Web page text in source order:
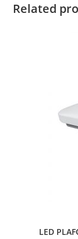
Related
LED